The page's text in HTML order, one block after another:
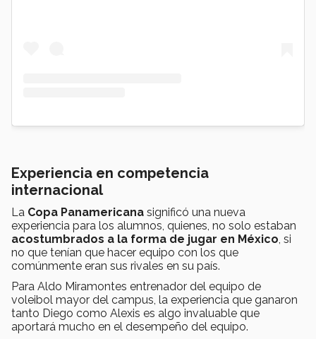
Experiencia en competencia
internacional
La Copa Panamericana significó una nueva
experiencia para los alumnos, quienes, no solo estaban
acostumbrados a la forma de jugar en México, si
no que tenían que hacer equipo con los que
comúnmente eran sus rivales en su país.
Para Aldo Miramontes entrenador del equipo de
voleibol mayor del campus, la experiencia que ganaron
tanto Diego como Alexis es algo invaluable que
aportará mucho en el desempeño del equipo.